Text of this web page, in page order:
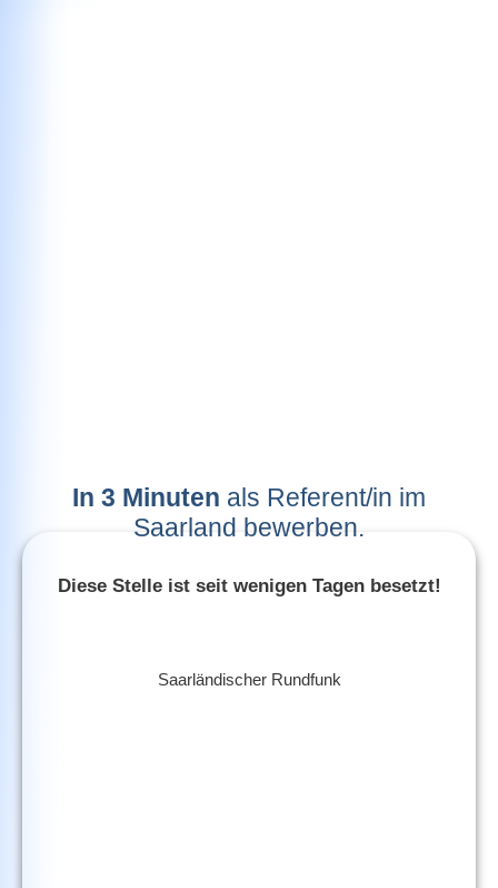
In 3 Minuten als Referent/in im
Saarland bewerben.
Diese Stelle ist seit wenigen Tagen besetzt!
Saarländischer Rundfunk